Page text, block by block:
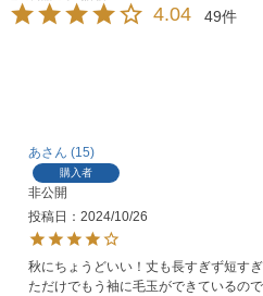
4.04 49
あ 15
購入者
非公開
投稿日
2024/10/26
秋にちょうどいい！丈も長すぎず短す
ただけでもう袖に毛玉ができているの